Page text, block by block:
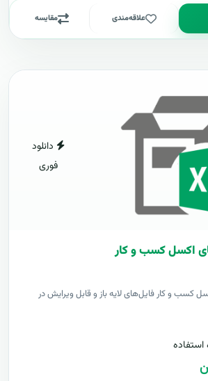
علاقه‌مندی مقایسه
دانلود
فوری
اکسل کسب و کار
کسب و کار فایل‌های لایه باز و قابل ویرایش در
استفاده